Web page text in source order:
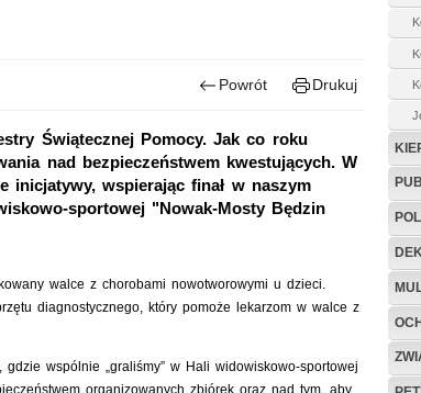
Powrót Drukuj
Świątecznej Pomocy. Jak co roku
nad bezpieczeństwem kwestujących. W
inicjatywy, wspierając finał w naszym
sportowej "Nowak-Mosty Będzin
walce z chorobami nowotworowymi u dzieci.
diagnostycznego, który pomoże lekarzom w walce z
wspólnie „graliśmy” w Hali widowiskowo-sportowej